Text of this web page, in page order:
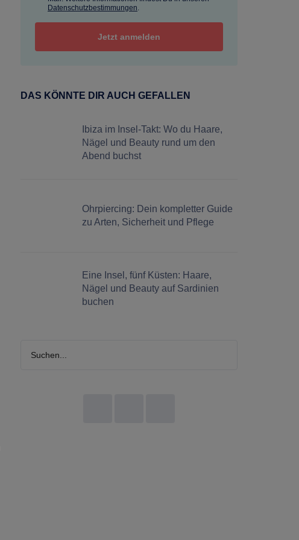
Datenschutzbestimmungen.
DAS KÖNNTE DIR AUCH GEFALLEN
Ibiza im Insel-Takt: Wo du Haare,
Nägel und Beauty rund um den
Abend buchst
Ohrpiercing: Dein kompletter Guide
zu Arten, Sicherheit und Pflege
Eine Insel, fünf Küsten: Haare,
Nägel und Beauty auf Sardinien
buchen